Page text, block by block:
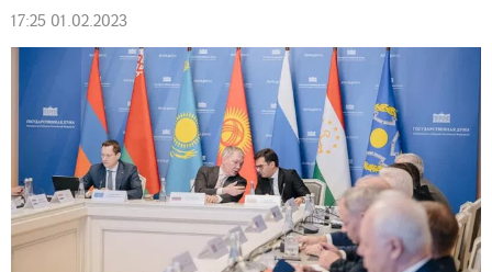
17:25 01.02.2023